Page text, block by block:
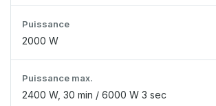
Puissance
2000 W
Puissance max.
2400 W, 30 min / 6000 W 3 sec